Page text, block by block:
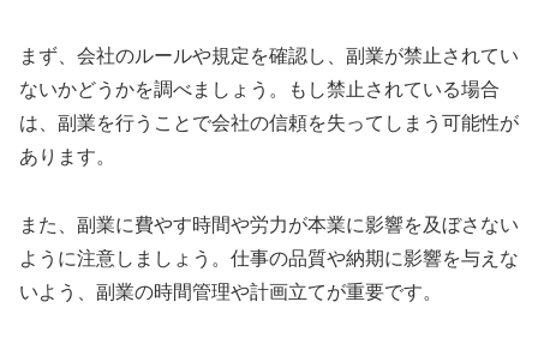
まず、会社のルールや規定を確認し、副業が禁止されてい
ないかどうかを調べましょう。もし禁止されている場合
は、副業を行うことで会社の信頼を失ってしまう可能性が
あります。
また、副業に費やす時間や労力が本業に影響を及ぼさない
ように注意しましょう。仕事の品質や納期に影響を与えな
いよう、副業の時間管理や計画立てが重要です。